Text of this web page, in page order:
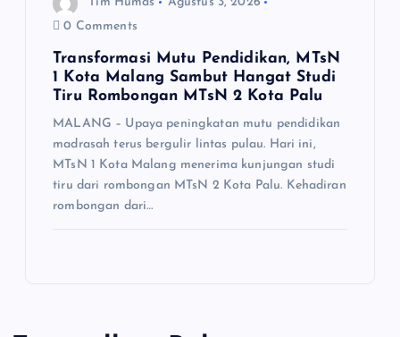
0 Comments
Transformasi Mutu Pendidikan, MTsN
1 Kota Malang Sambut Hangat Studi
Tiru Rombongan MTsN 2 Kota Palu
MALANG – Upaya peningkatan mutu pendidikan
madrasah terus bergulir lintas pulau. Hari ini,
MTsN 1 Kota Malang menerima kunjungan studi
tiru dari rombongan MTsN 2 Kota Palu. Kehadiran
rombongan dari…